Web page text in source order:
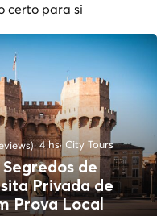
certo para si
4 hs City Tours
de
Privada de
Prova Local